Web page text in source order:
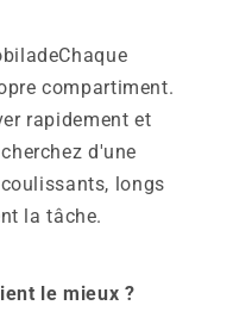
Chaque
compartiment.
rapidement et
d'une
longs
la tâche.
le mieux ?